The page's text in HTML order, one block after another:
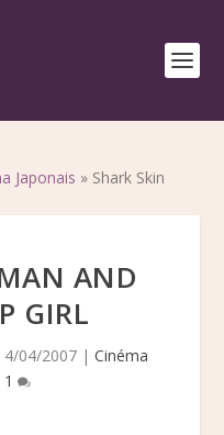
Japonais » Shark Skin
AND
GIRL
4/04/2007| Cinéma
1